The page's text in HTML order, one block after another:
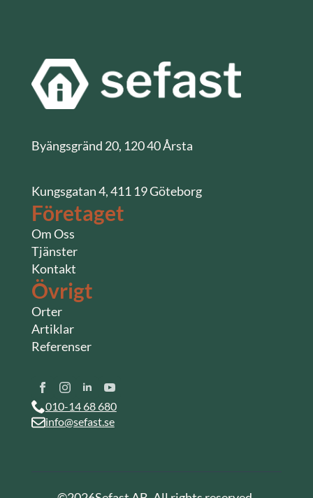
Byängsgränd 20, 120 40 Årsta
Kungsgatan 4, 411 19 Göteborg
Företaget
Om Oss
Tjänster
Kontakt
Övrigt
Orter
Artiklar
Referenser
010-14 68 680
info@sefast.se